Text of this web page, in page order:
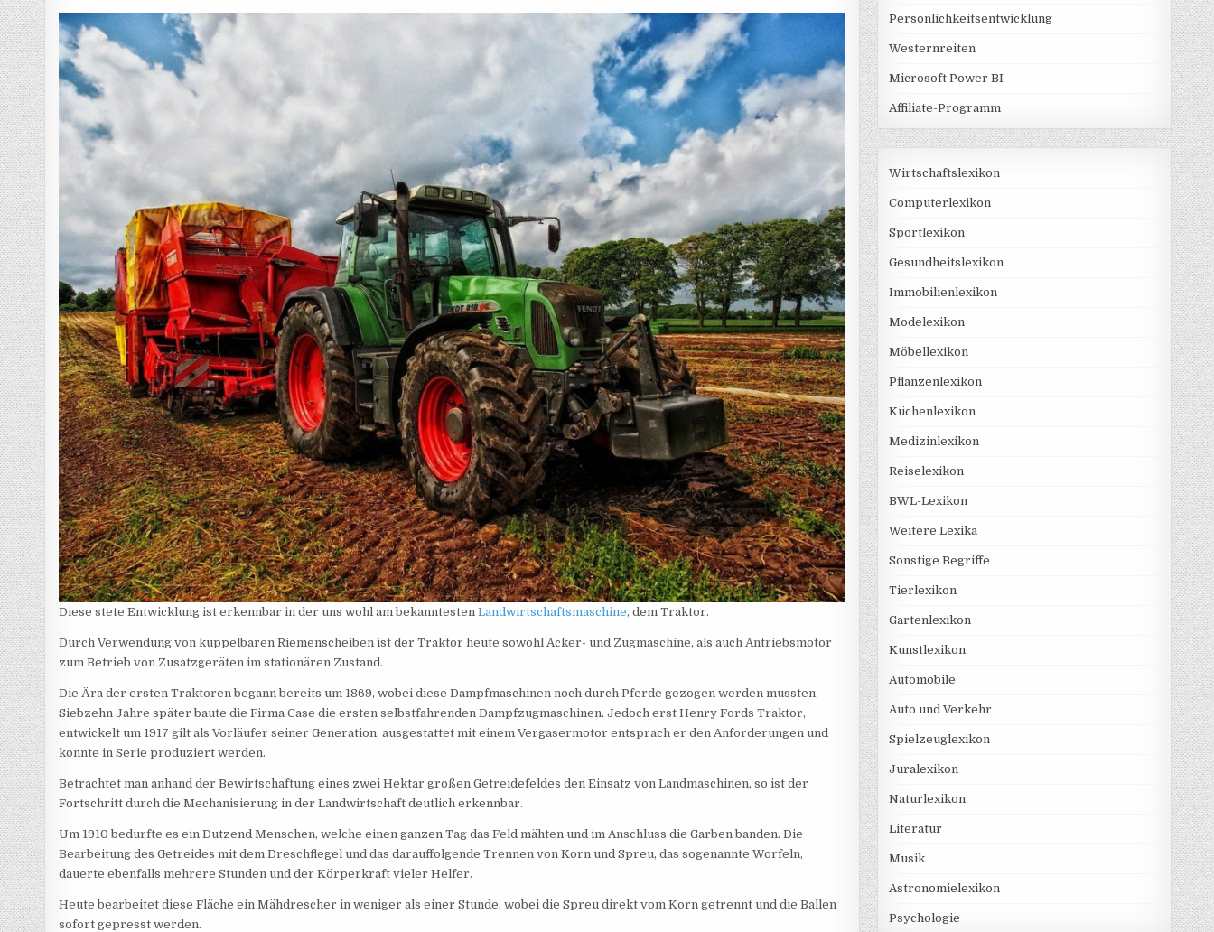
Diese stete Entwicklung ist erkennbar in der uns wohl am bekanntestenLandwirtschaftsmaschine, dem Traktor.
Durch Verwendung von kuppelbaren Riemenscheiben ist der Traktor heute sowohl Acker- und Zugmaschine, als auch Antriebsmotor
zum Betrieb von Zusatzgeräten im stationären Zustand.
Die Ära der ersten Traktoren begann bereits um 1869, wobei diese Dampfmaschinen noch durch Pferde gezogen werden mussten.
Siebzehn Jahre später baute die Firma Case die ersten selbstfahrenden Dampfzugmaschinen. Jedoch erst Henry Fords Traktor,
entwickelt um 1917 gilt als Vorläufer seiner Generation, ausgestattet mit einem Vergasermotor entsprach er den Anforderungen und
konnte in Serie produziert werden.
Betrachtet man anhand der Bewirtschaftung eines zwei Hektar großen Getreidefeldes den Einsatz von Landmaschinen, so ist der
Fortschritt durch die Mechanisierung in der Landwirtschaft deutlich erkennbar.
Um 1910 bedurfte es ein Dutzend Menschen, welche einen ganzen Tag das Feld mähten und im Anschluss die Garben banden. Die
Bearbeitung des Getreides mit dem Dreschflegel und das darauffolgende Trennen von Korn und Spreu, das sogenannte Worfeln,
dauerte ebenfalls mehrere Stunden und der Körperkraft vieler Helfer.
Heute bearbeitet diese Fläche ein Mähdrescher in weniger als einer Stunde, wobei die Spreu direkt vom Korn getrennt und die Ballen
sofort gepresst werden.
Persönlichkeitsentwicklung
Westernreiten
Microsoft Power BI
Affiliate-Programm
Wirtschaftslexikon
Computerlexikon
Sportlexikon
Gesundheitslexikon
Immobilienlexikon
Modelexikon
Möbellexikon
Pflanzenlexikon
Küchenlexikon
Medizinlexikon
Reiselexikon
BWL-Lexikon
Weitere Lexika
Sonstige Begriffe
Tierlexikon
Gartenlexikon
Kunstlexikon
Automobile
Auto und Verkehr
Spielzeuglexikon
Juralexikon
Naturlexikon
Literatur
Musik
Astronomielexikon
Psychologie